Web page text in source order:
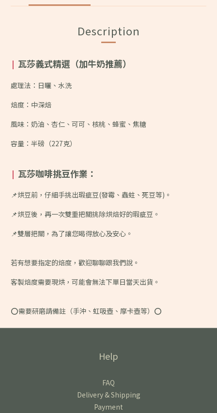
Description
| 瓦莎義式精選（加牛奶推薦）
處理法：日曬、水洗
焙度：中深焙
風味： 奶油、杏仁、可可、核桃、蜂蜜、焦糖
容量：半磅（227克）
| 瓦莎咖啡挑豆作業：
📌烘豆前，仔細手挑出瑕疵豆(發霉、蟲蛀、死豆等)。
📌烘豆後，再一次雙重把關挑除烘焙好的瑕疵豆。
📌雙層把關，為了讓您喝得放心及安心。
若有想要指定的焙度，歡迎聊聊跟我們說。
客製焙度需要現烘，可能會無法下單日當天出貨。
⭕️需要研磨請備註（手沖、虹吸壺、摩卡壺等）⭕️
Help
FAQ
Delivery & Shipping
Payment